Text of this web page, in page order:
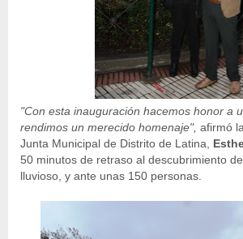
"Con esta inauguración hacemos honor a
rendimos un merecido homenaje", afirmó
Junta Municipal de Distrito de Latina,
50 minutos de retraso al descubrimiento
lluvioso, y ante unas 150 personas.